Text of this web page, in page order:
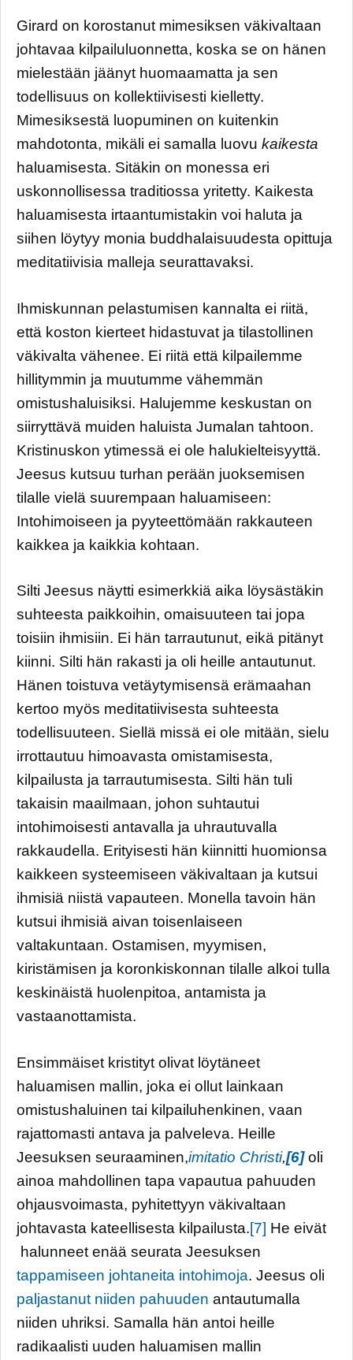
Girard on korostanut mimesiksen väkivaltaan
johtavaa kilpailuluonnetta, koska se on hänen
mielestään jäänyt huomaamatta ja sen
todellisuus on kollektiivisesti kielletty.
Mimesiksestä luopuminen on kuitenkin
mahdotonta, mikäli ei samalla luovu kaikesta
haluamisesta. Sitäkin on monessa eri
uskonnollisessa traditiossa yritetty. Kaikesta
haluamisesta irtaantumistakin voi haluta ja
siihen löytyy monia buddhalaisuudesta opittuja
meditatiivisia malleja seurattavaksi.
Ihmiskunnan pelastumisen kannalta ei riitä,
että koston kierteet hidastuvat ja tilastollinen
väkivalta vähenee. Ei riitä että kilpailemme
hillitymmin ja muutumme vähemmän
omistushaluisiksi. Halujemme keskustan on
siirryttävä muiden haluista Jumalan tahtoon.
Kristinuskon ytimessä ei ole halukielteisyyttä.
Jeesus kutsuu turhan perään juoksemisen
tilalle vielä suurempaan haluamiseen:
Intohimoiseen ja pyyteettömään rakkauteen
kaikkea ja kaikkia kohtaan.
Silti Jeesus näytti esimerkkiä aika löysästäkin
suhteesta paikkoihin, omaisuuteen tai jopa
toisiin ihmisiin. Ei hän tarrautunut, eikä pitänyt
kiinni. Silti hän rakasti ja oli heille antautunut.
Hänen toistuva vetäytymisensä erämaahan
kertoo myös meditatiivisesta suhteesta
todellisuuteen. Siellä missä ei ole mitään, sielu
irrottautuu himoavasta omistamisesta,
kilpailusta ja tarrautumisesta. Silti hän tuli
takaisin maailmaan, johon suhtautui
intohimoisesti antavalla ja uhrautuvalla
rakkaudella. Erityisesti hän kiinnitti huomionsa
kaikkeen systeemiseen väkivaltaan ja kutsui
ihmisiä niistä vapauteen. Monella tavoin hän
kutsui ihmisiä aivan toisenlaiseen
valtakuntaan. Ostamisen, myymisen,
kiristämisen ja koronkiskonnan tilalle alkoi tulla
keskinäistä huolenpitoa, antamista ja
vastaanottamista.
Ensimmäiset kristityt olivat löytäneet
haluamisen mallin, joka ei ollut lainkaan
omistushaluinen tai kilpailuhenkinen, vaan
rajattomasti antava ja palveleva. Heille
Jeesuksen seuraaminen,imitatio Christi,[6]oli
ainoa mahdollinen tapa vapautua pahuuden
ohjausvoimasta, pyhitettyyn väkivaltaan
johtavasta kateellisesta kilpailusta.[7] He eivät
halunneet enää seurata Jeesuksen
tappamiseen johtaneita intohimoja. Jeesus oli
paljastanut niiden pahuuden antautumalla
niiden uhriksi. Samalla hän antoi heille
radikaalisti uuden haluamisen mallin